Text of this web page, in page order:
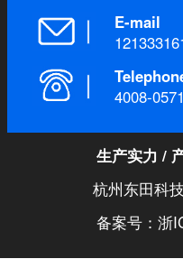
E-mail
4008-
生产实力 /
杭州东田科
备案号：浙